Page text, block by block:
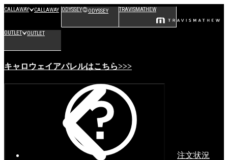
CALLAWAY CALLAWAY ODYSSEY ODYSSEY TRAVISMATHEW
OUTLET OUTLET
キャロウェイアパレルはこちら>>>
注文状況